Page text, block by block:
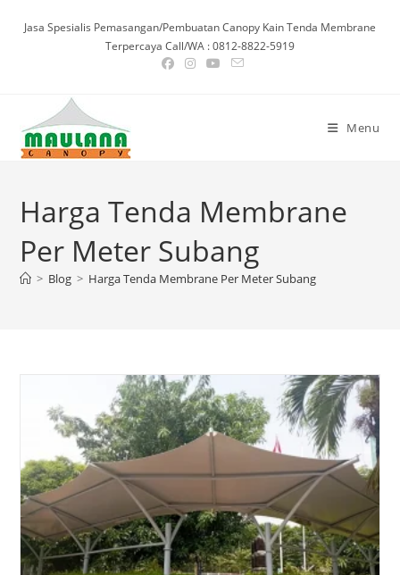
Jasa Spesialis Pemasangan/Pembuatan Canopy Kain Tenda Membrane
Terpercaya Call/WA : 0812-8822-5919
Menu
Harga Tenda Membrane
Per Meter Subang
> Blog > Harga Tenda Membrane Per Meter Subang